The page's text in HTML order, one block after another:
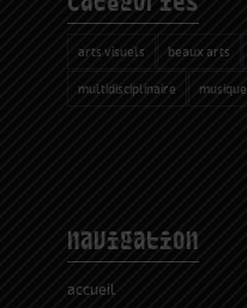
arts visuels beaux arts
multidisciplinaire musique
navigation
accueil